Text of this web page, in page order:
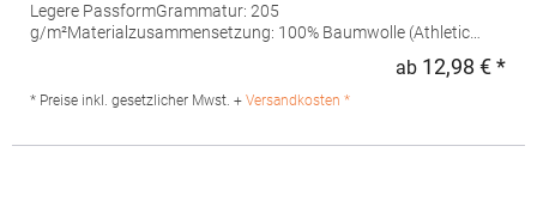
Legere PassformGrammatur: 205
g/m²Materialzusammensetzung: 100% Baumwolle (Athletic
Produktsicherheit: Herst.-Nr.: 3511Hersteller: BELLA + CANVAS
ab 12,98 € *
* Preise inkl. gesetzlicher Mwst. + Versandkosten *